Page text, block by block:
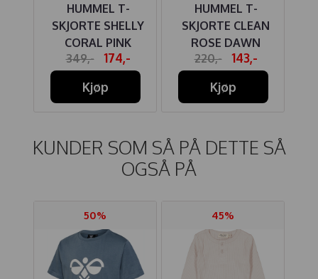
HUMMEL T-
SKJORTE SHELLY
CORAL PINK
349,-
174,-
Kjøp
HUMMEL T-
SKJORTE CLEAN
ROSE DAWN
220,-
143,-
Kjøp
KUNDER SOM SÅ PÅ DETTE SÅ
OGSÅ PÅ
50% 45%